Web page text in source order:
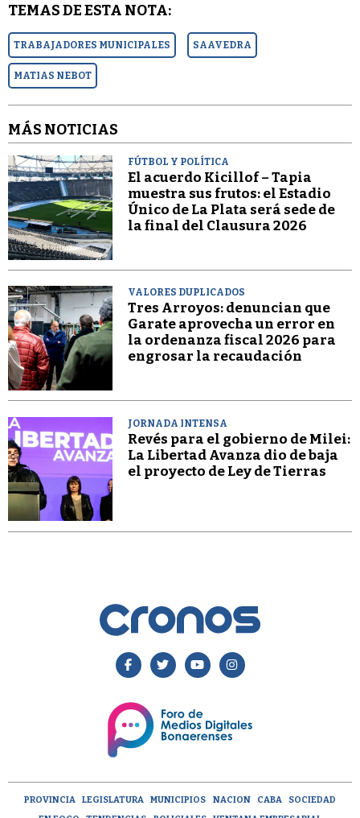
TEMAS DE ESTA NOTA:
TRABAJADORES MUNICIPALES SAAVEDRA
MATIAS NEBOT
MÁS NOTICIAS
FÚTBOL Y POLÍTICA
El acuerdo Kicillof – Tapia
muestra sus frutos: el Estadio
Único de La Plata será sede de
la final del Clausura 2026
VALORES DUPLICADOS
Tres Arroyos: denuncian que
Garate aprovecha un error en
la ordenanza fiscal 2026 para
engrosar la recaudación
JORNADA INTENSA
Revés para el gobierno de Milei:
La Libertad Avanza dio de baja
el proyecto de Ley de Tierras
PROVINCIA LEGISLATURA MUNICIPIOS NACION CABA
SOCIEDAD